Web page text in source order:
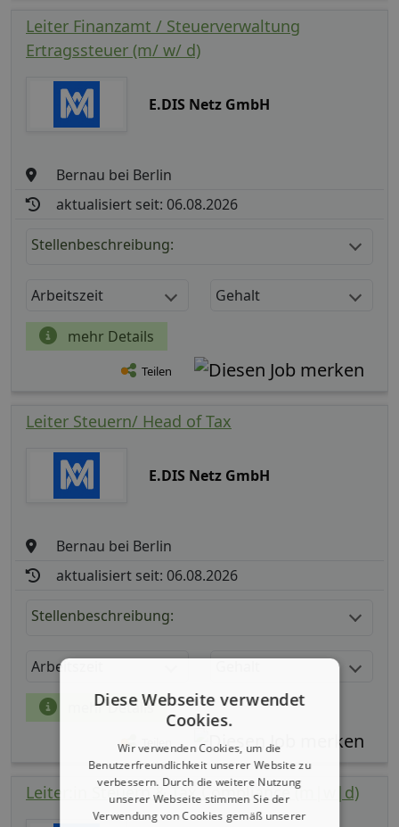
Leiter Finanzamt / Steuerverwaltung
Ertragssteuer (m/ w/ d)
E.DIS Netz GmbH
Bernau bei Berlin
aktualisiert seit: 06.08.2026
Stellenbeschreibung:
Arbeitszeit Gehalt
mehr Details
Teilen
Leiter Steuern/ Head of Tax
E.DIS Netz GmbH
Bernau bei Berlin
aktualisiert seit: 06.08.2026
Stellenbeschreibung:
Arbeitszeit
mehr Details
Leiter:in Steuern & Tax Compliance (m|w|d)
Diese Webseite verwendet
Cookies.
Wir verwenden Cookies, um die
Benutzerfreundlichkeit unserer Website zu
verbessern. Durch die weitere Nutzung
unserer Webseite stimmen Sie der
Verwendung von Cookies gemäß unserer